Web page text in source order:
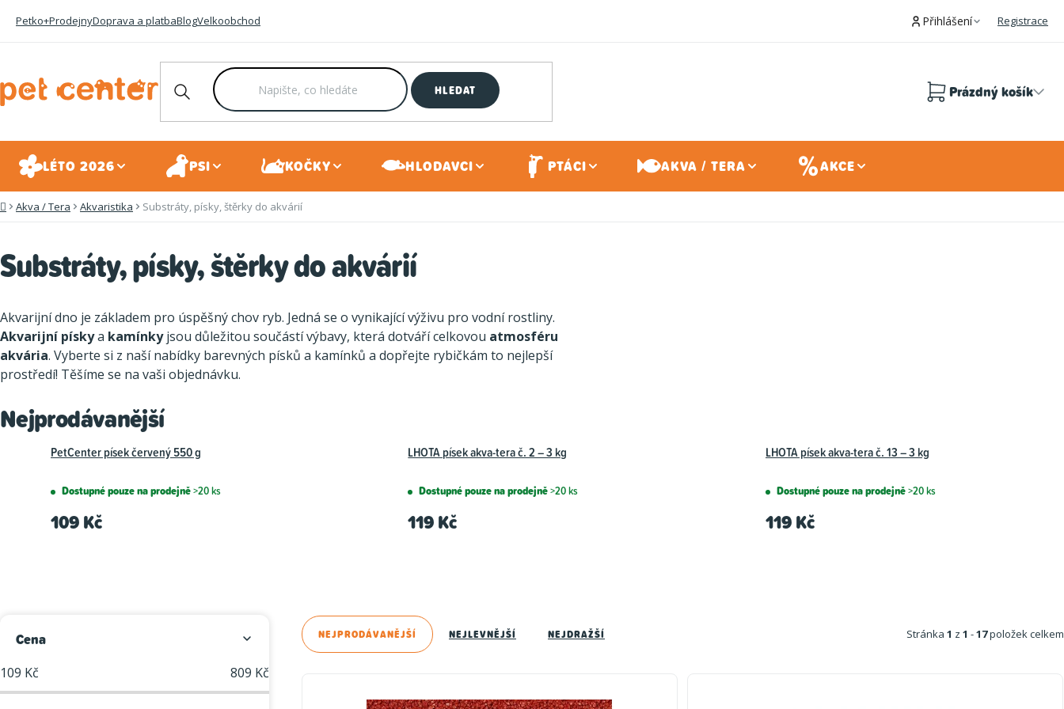
Petko+ProdejnyDoprava a platbaBlogVelkoobchod Přihlášení Registrace
HLEDAT Prázdný košík
LÉTO 2026 PSI KOČKY HLODAVCI PTÁCI AKVA / TERA AKCE
DomůAkva / Tera Akvaristika Substráty, písky, štěrky do akvárií
Substráty, písky, štěrky do akvárií
Akvarijní dno je základem pro úspěšný chov ryb. Jedná se o vynikající výživu pro vodní rostliny.
Akvarijní pískya kamínkyjsou důležitou součástí výbavy, která dotváří celkovou atmosféru
akvária. Vyberte si z naší nabídky barevných písků a kamínků a dopřejte rybičkám to nejlepší
prostředí! Těšíme se na vaši objednávku.
Nejprodávanější
PetCenter písek červený 550 g
Dostupné pouze na prodejně>20 ks
109 Kč
LHOTA písek akva-tera č. 2 – 3 kg
Dostupné pouze na prodejně>20 ks
119 Kč
LHOTA písek akva-tera č. 13 – 3 kg
Dostupné pouze na prodejně>20 ks
119 Kč
o
s
Cena
109 Kč 809 Kč
Stránka 1 z 1 -17položek celkem
Ř
a
NEJPRODÁVANĚJŠÍ NEJLEVNĚJŠÍ NEJDRAŽŠÍ